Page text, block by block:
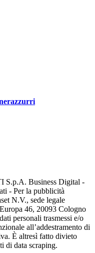
S.p.A. Business Digital -
- Per la pubblicità
N.V., sede legale
46, 20093 Cologno
personali trasmessi e/o
all’addestramento di
È altresì fatto divieto
di data scraping.